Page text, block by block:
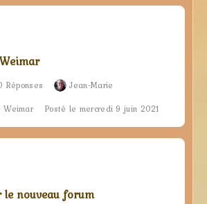
Réponses
Jean-Marie
Weimar
Posté le mercredi 9 juin 2021
le nouveau forum